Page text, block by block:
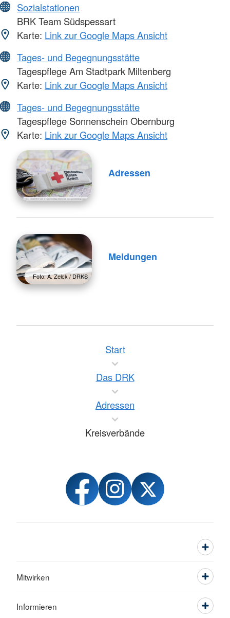
Sozialstationen
BRK Team Südspessart
Karte: Link zur Google Maps Ansicht
Tages- und Begegnungsstätte
Tagespflege Am Stadtpark Miltenberg
Karte: Link zur Google Maps Ansicht
Tages- und Begegnungsstätte
Tagespflege Sonnenschein Obernburg
Karte: Link zur Google Maps Ansicht
Adressen
Foto: A. Zelck / DRKS
Meldungen
Start
Das DRK
Adressen
Kreisverbände
Mitwirken
Informieren